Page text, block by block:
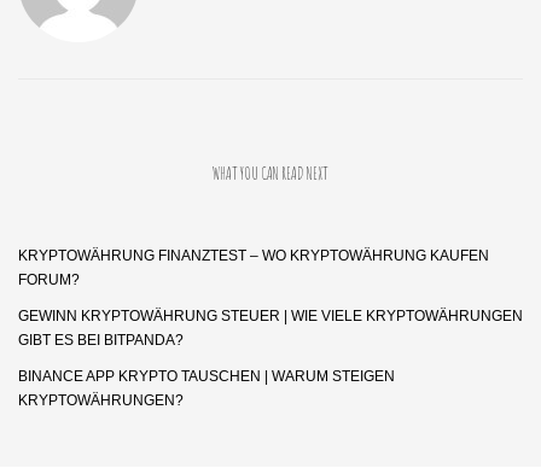
WHAT YOU CAN READ NEXT
KRYPTOWÄHRUNG FINANZTEST – WO KRYPTOWÄHRUNG KAUFEN
FORUM?
GEWINN KRYPTOWÄHRUNG STEUER | WIE VIELE KRYPTOWÄHRUNGEN
GIBT ES BEI BITPANDA?
BINANCE APP KRYPTO TAUSCHEN | WARUM STEIGEN
KRYPTOWÄHRUNGEN?